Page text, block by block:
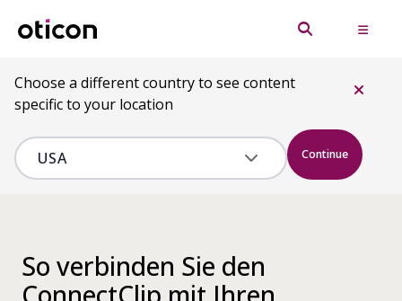
Choose a different country to see content
specific to your location
Continue
So verbinden Sie den